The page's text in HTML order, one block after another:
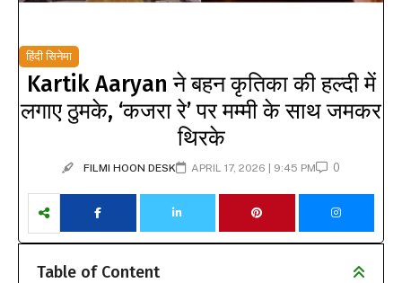
हिंदी सिनेमा
Kartik Aaryan ने बहन कृतिका की हल्दी में
लगाए ठुमके, ‘कजरा रे’ पर मम्मी के साथ जमकर
थिरके
FILMI HOON DESK APRIL 17, 2026 | 9:45 PM 0
Table of Content